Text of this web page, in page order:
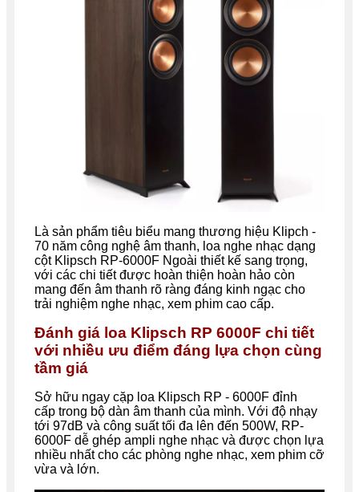
Là sản phẩm tiêu biểu mang thương hiệu Klipch -
70 năm công nghệ âm thanh, loa nghe nhạc dạng
cột Klipsch RP-6000F Ngoài thiết kế sang trọng,
với các chi tiết được hoàn thiện hoàn hảo còn
mang đến âm thanh rõ ràng đáng kinh ngạc cho
trải nghiệm nghe nhạc, xem phim cao cấp.
Đánh giá loa Klipsch RP 6000F chi tiết
với nhiều ưu điểm đáng lựa chọn cùng
tầm giá
Sở hữu ngay cặp loa Klipsch RP - 6000F đỉnh
cấp trong bộ dàn âm thanh của mình. Với độ nhạy
tới 97dB và công suất tối đa lên đến 500W, RP-
6000F dễ ghép ampli nghe nhạc và được chọn lựa
nhiều nhất cho các phòng nghe nhạc, xem phim cỡ
vừa và lớn.